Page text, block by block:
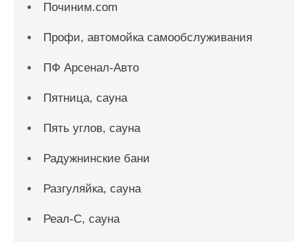
Починим.com
Профи, автомойка самообслуживания
ПФ Арсенал-Авто
Пятница, сауна
Пять углов, сауна
Радужнинские бани
Разгуляйка, сауна
Реал-С, сауна